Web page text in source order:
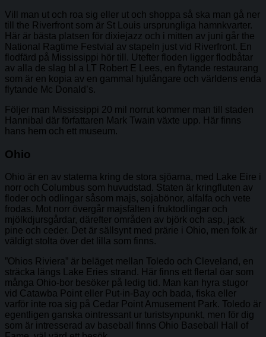
Vill man ut och roa sig eller ut och shoppa så ska man gå ner
till the Riverfront som är St Louis ursprungliga hamnkvarter.
Här är bästa platsen för dixiejazz och i mitten av juni går the
National Ragtime Festvial av stapeln just vid Riverfront. En
flodfärd på Mississippi hör till. Utefter floden ligger flodbåtar
av alla de slag bl a LT Robert E Lees, en flytande restaurang
som är en kopia av en gammal hjulångare och världens enda
flytande Mc Donald’s.
Följer man Mississippi 20 mil norrut kommer man till staden
Hannibal där författaren Mark Twain växte upp. Här finns
hans hem och ett museum.
Ohio
Ohio är en av staterna kring de stora sjöarna, med Lake Eire i
norr och Columbus som huvudstad. Staten är kringfluten av
floder och odlingar såsom majs, sojabönor, alfalfa och vete
frodas. Mot norr övergår majsfälten i fruktodlingar och
mjölkdjursgårdar, därefter områden av björk och asp, jack
pine och ceder. Det är sällsynt med prärie i Ohio, men folk är
väldigt stolta över det lilla som finns.
”Ohios Riviera” är beläget mellan Toledo och Cleveland, en
sträcka längs Lake Eries strand. Här finns ett flertal öar som
många Ohio-bor besöker på ledig tid. Man kan hyra stugor
vid Catawba Point eller Put-in-Bay och bada, fiska eller
varför inte roa sig på Cedar Point Amusement Park. Toledo är
egentligen ganska ointressant ur turistsynpunkt, men för dig
som är intresserad av baseball finns Ohio Baseball Hall of